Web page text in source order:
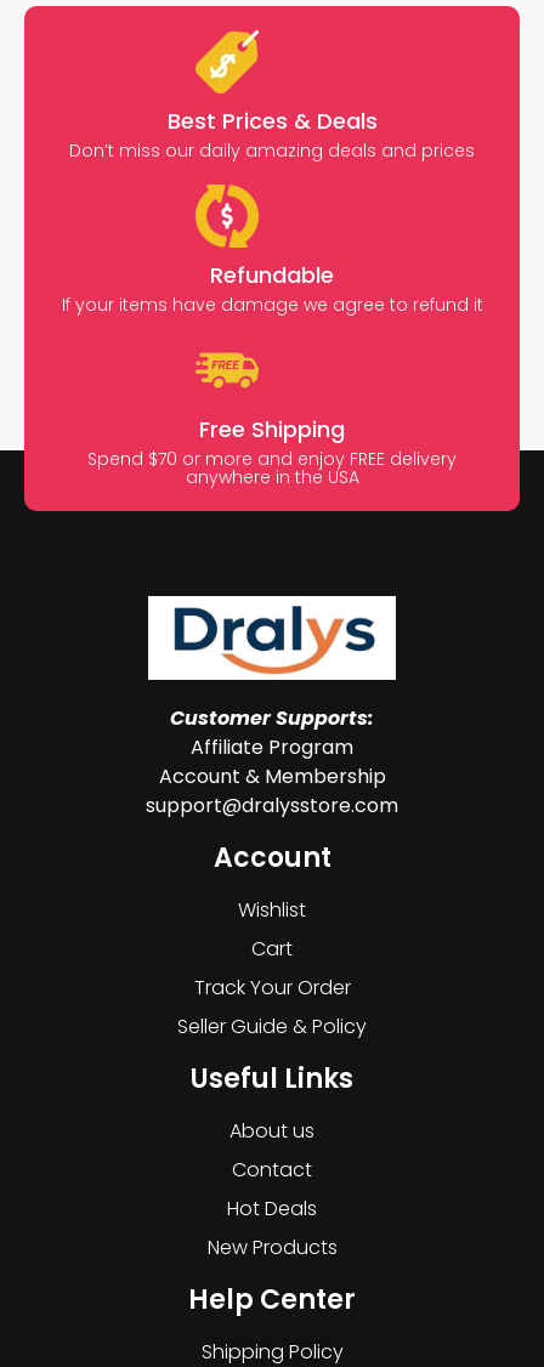
Best Prices & Deals
Don’t miss our daily amazing deals and prices
Refundable
If your items have damage we agree to refund it
Free Shipping
Spend $70 or more and enjoy FREE delivery
anywhere in the USA
Customer Supports:
Affiliate Program
Account & Membership
support@dralysstore.com
Account
Wishlist
Cart
Track Your Order
Seller Guide & Policy
Useful Links
About us
Contact
Hot Deals
New Products
Help Center
Shipping Policy